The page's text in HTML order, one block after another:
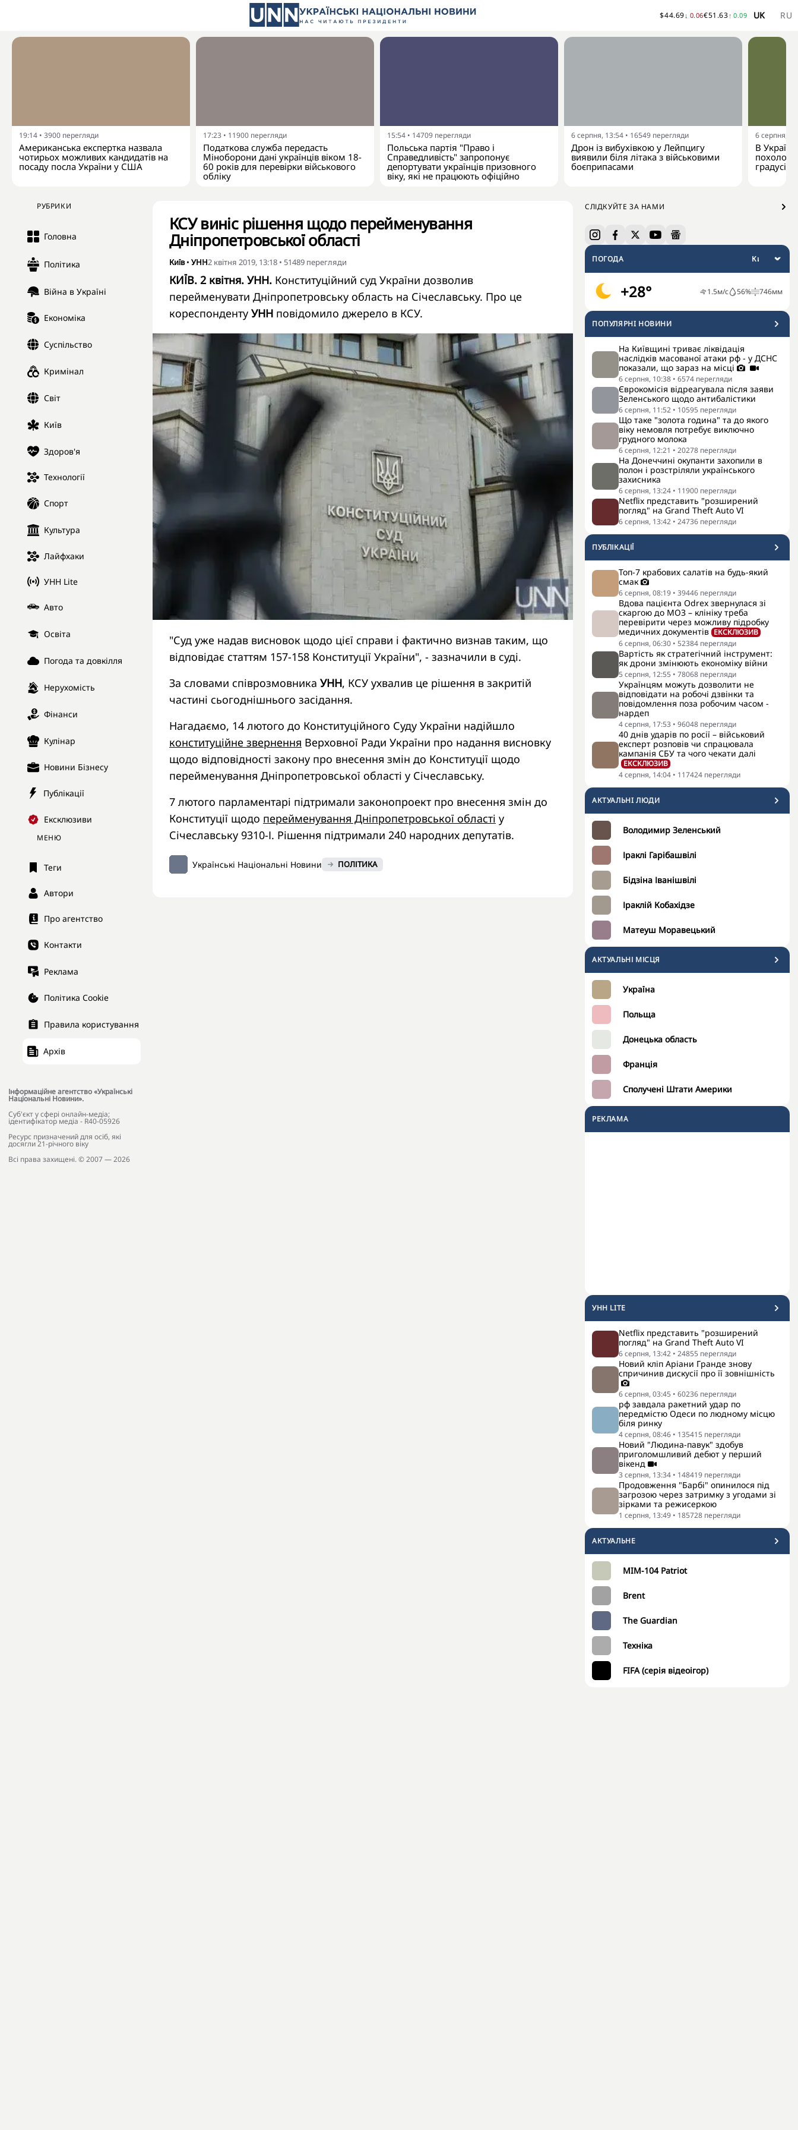
$44.69↓ 0.06€51.63↑ 0.09 UK RU
19:14 • 3900 перегляди
Американська експертка назвала
чотирьох можливих кандидатів на
посаду посла України у США
17:23 • 11900 перегляди
Податкова служба передасть
Міноборони дані українців віком 18-
60 років для перевірки військового
обліку
15:54 • 14709 перегляди
Польська партія "Право і
Справедливість" запропонує
депортувати українців призовного
віку, які не працюють офіційно
6 серпня, 13:54 • 16549 перегляди
Дрон із вибухівкою у Лейпцигу
виявили біля літака з військовими
боєприпасами
6 серпня,
В
градусів
РУБРИКИ
Головна
Політика
Війна в Україні
Економіка
Суспільство
Кримінал
Світ
Київ
Здоров'я
Технології
Спорт
Культура
Лайфхаки
УНН Lite
Авто
Освіта
Погода та довкілля
Нерухомість
Фінанси
Кулінар
Новини Бізнесу
Публікації
Ексклюзиви
МЕНЮ
Теги
Автори
Про агентство
Контакти
Реклама
Політика Cookie
Правила користування
Архів
Інформаційне агентство «Українські
Національні Новини».
Cуб'єкт у сфері онлайн-медіа;
ідентифікатор медіа - R40-05926
Ресурс призначений для осіб, які
досягли 21-річного віку
Всі права захищені. © 2007 — 2026
СЛІДКУЙТЕ ЗА НАМИ
ПОГОДА
+28° 1.5м/с 56% 746мм
ПОПУЛЯРНI НОВИНИ
На Київщині триває ліквідація
наслідків масованої атаки рф - у ДСНС
показали, що зараз на місці
6 серпня, 10:38 • 6574 перегляди
Єврокомісія відреагувала після заяви
Зеленського щодо антибалістики
6 серпня, 11:52 • 10595 перегляди
Що таке "золота година" та до якого
віку немовля потребує виключно
грудного молока
6 серпня, 12:21 • 20278 перегляди
На Донеччині окупанти захопили в
полон і розстріляли українського
захисника
6 серпня, 13:24 • 11900 перегляди
Netflix представить "розширений
погляд" на Grand Theft Auto VI
6 серпня, 13:42 • 24736 перегляди
ПУБЛІКАЦІЇ
Топ-7 крабових салатів на будь-який
смак
6 серпня, 08:19 • 39446 перегляди
Вдова пацієнта Odrex звернулася зі
скаргою до МОЗ – клініку треба
перевірити через можливу підробку
медичних документів ЕКСКЛЮЗИВ
6 серпня, 06:30 • 52384 перегляди
Вартість як стратегічний інструмент:
як дрони змінюють економіку війни
5 серпня, 12:55 • 78068 перегляди
Українцям можуть дозволити не
відповідати на робочі дзвінки та
повідомлення поза робочим часом -
нардеп
4 серпня, 17:53 • 96048 перегляди
40 днів ударів по росії – військовий
експерт розповів чи спрацювала
кампанія СБУ та чого чекати далі
ЕКСКЛЮЗИВ
4 серпня, 14:04 • 117424 перегляди
АКТУАЛЬНI ЛЮДИ
Володимир Зеленський
Іраклі Гарібашвілі
Бідзіна Іванішвілі
Іраклій Кобахідзе
Матеуш Моравецький
АКТУАЛЬНІ МІСЦЯ
Україна
Польща
Донецька область
Франція
Сполучені Штати Америки
РЕКЛАМА
УНН LITE
Netflix представить "розширений
погляд" на Grand Theft Auto VI
6 серпня, 13:42 • 24855 перегляди
Новий кліп Аріани Гранде знову
спричинив дискусії про її зовнішність
6 серпня, 03:45 • 60236 перегляди
рф завдала ракетний удар по
передмістю Одеси по людному місцю
біля ринку
4 серпня, 08:46 • 135415 перегляди
Новий "Людина-павук" здобув
приголомшливий дебют у перший
вікенд
3 серпня, 13:34 • 148419 перегляди
Продовження "Барбі" опинилося під
загрозою через затримку з угодами зі
зірками та режисеркою
1 серпня, 13:49 • 185728 перегляди
АКТУАЛЬНЕ
MIM-104 Patriot
Brent
The Guardian
Техніка
FIFA (серія відеоігор)
КСУ виніс рішення щодо перейменування
Дніпропетровської області
Київ• УНН2 квітня 2019, 13:18 • 51489 перегляди
КИЇВ. 2 квітня. УНН. Конституційний суд України дозволив
перейменувати Дніпропетровську область на Січеславську. Про це
кореспонденту УНН повідомило джерело в КСУ.
"Суд уже надав висновок щодо цієї справи і фактично визнав таким, що
відповідає статтям 157-158 Конституції України", - зазначили в суді.
За словами співрозмовника УНН, КСУ ухвалив це рішення в закритій
частині сьогоднішнього засідання.
Нагадаємо, 14 лютого до Конституційного Суду України надійшло
конституційне звернення Верховної Ради України про надання висновку
щодо відповідності закону про внесення змін до Конституції щодо
перейменування Дніпропетровської області у Січеславську.
7 лютого парламентарі підтримали законопроект про внесення змін до
Конституції щодо перейменування Дніпропетровської області у
Січеславську 9310-І. Рішення підтримали 240 народних депутатів.
Українські Національні Новини ПОЛІТИКА